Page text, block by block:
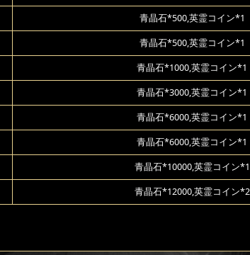
青晶石*500,英霊コイン*1
青晶石*500,英霊コイン*1
青晶石*1000,英霊コイン*1
青晶石*3000,英霊コイン*1
青晶石*6000,英霊コイン*1
青晶石*6000,英霊コイン*1
青晶石*10000,英霊コイン*1
青晶石*12000,英霊コイン*2